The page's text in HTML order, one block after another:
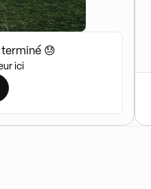
terminé 😓
ici